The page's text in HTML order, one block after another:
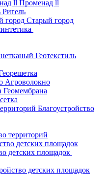
Променад ll
Ригель
Старый город
Геотекстиль
Агроволокно
Геомембрана
Благоустройство
территорий
детских площадок
детских площадок